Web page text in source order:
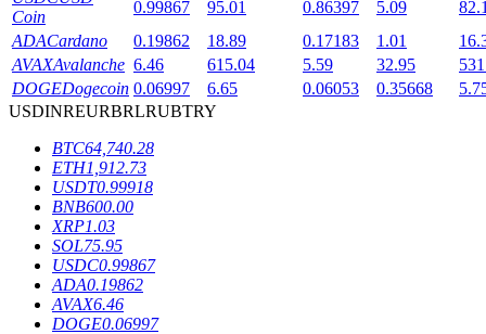
Ekskluzywne inwestycje dla posiadaczy BTR
Coin
0.99867 95.01 0.86397 5.09
ADACardano 0.19862 18.89 0.17183 1.01
AVAXAvalanche 6.46 615.04 5.59 32.95
DOGEDogecoin 0.06997 6.65 0.06053 0.35668
USDINREURBRLRUBTRY
BTC64,740.28
ETH1,912.73
USDT0.99918
BNB600.00
XRP1.03
SOL75.95
USDC0.99867
ADA0.19862
AVAX6.46
DOGE0.06997